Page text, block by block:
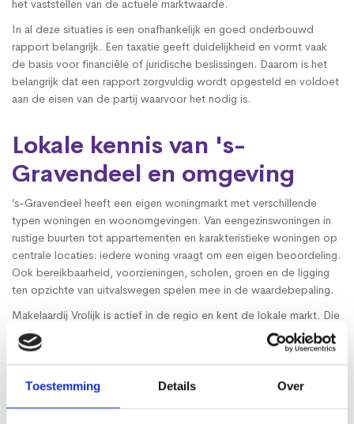
Toestemming Details Over
het vaststellen van de actuele marktwaarde.
In al deze situaties is een onafhankelijk en goed onderbouwd
rapport belangrijk. Een taxatie geeft duidelijkheid en vormt vaak
de basis voor financiële of juridische beslissingen. Daarom is het
belangrijk dat een rapport zorgvuldig wordt opgesteld en voldoet
aan de eisen van de partij waarvoor het nodig is.
Lokale kennis van 's-
Gravendeel en omgeving
’s-Gravendeel heeft een eigen woningmarkt met verschillende
typen woningen en woonomgevingen. Van eengezinswoningen in
rustige buurten tot appartementen en karakteristieke woningen op
centrale locaties: iedere woning vraagt om een eigen beoordeling.
Ook bereikbaarheid, voorzieningen, scholen, groen en de ligging
ten opzichte van uitvalswegen spelen mee in de waardebepaling.
Makelaardij Vrolijk is actief in de regio en kent de lokale markt. Die
regionale kennis helpt om woningen in ’s-Gravendeel goed te
plaatsen binnen het actuele marktbeeld. Dat zorgt voor een taxatie
die niet alleen zorgvuldig, maar ook realistisch is onderbouwd.
Heldere aanpak en